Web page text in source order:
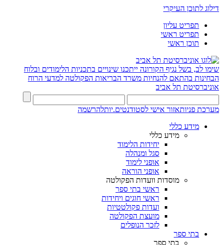
דילוג לתוכן העיקרי
תפריט עליון
תפריט ראשי
תוכן ראשי
שימו לב, בשל נגיף הקורונה ייתכנו שינויים בתכניות הלימודים ובלוח
הבחינות בהתאם להנחיות משרד הבריאות הפקולטה למדעי הרוח
אוניברסיטת תל אביב
מערכת פניותאזור אישי לסטודנטים.יותלהרשמה
מידע כללי
מידע כללי
יחידות הלימוד
סגל ומנהלה
אופני לימוד
אופני הוראה
מוסדות וועדות הפקולטה
ראשי בתי ספר
ראשי חוגים ויחידות
ועדות פקולטטיות
מועצת הפקולטה
לזכר הנופלים
בתי ספר
בתי ספר